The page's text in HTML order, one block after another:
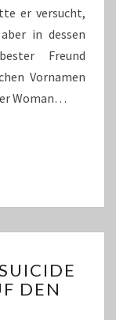
er versucht,
in dessen
Freund
Vornamen
Woman…
DEN